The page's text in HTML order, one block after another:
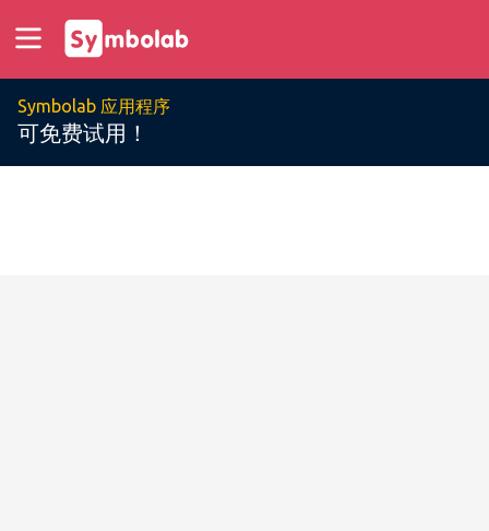
Symbolab 应用程序
可免费试用！